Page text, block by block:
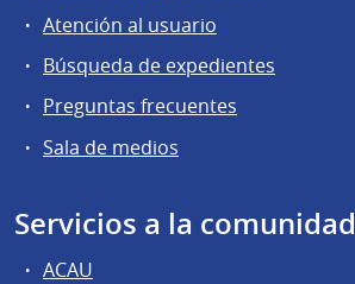
Atención al usuario
Búsqueda de expedientes
Preguntas frecuentes
Sala de medios
Servicios a la comunidad
ACAU